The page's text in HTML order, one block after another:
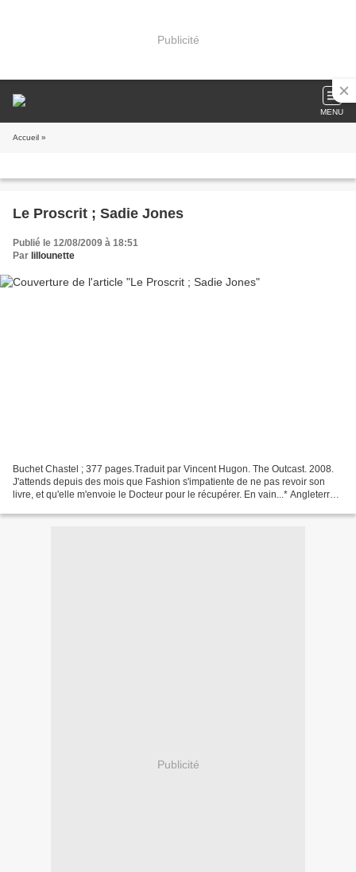
Publicité
MENU
Accueil »
Le Proscrit ; Sadie Jones
Publié le 12/08/2009 à 18:51
Par lillounette
Buchet Chastel ; 377 pages.Traduit par Vincent Hugon. The Outcast. 2008.
J'attends depuis des mois que Fashion s'impatiente de ne pas revoir son
livre, et qu'elle m'envoie le Docteur pour le récupérer. En vain...* Angleterre,
Publicité